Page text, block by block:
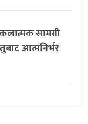
सामग्री
आत्मनिर्भर